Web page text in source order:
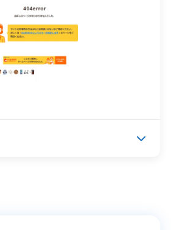
900万円
9:00～19:00